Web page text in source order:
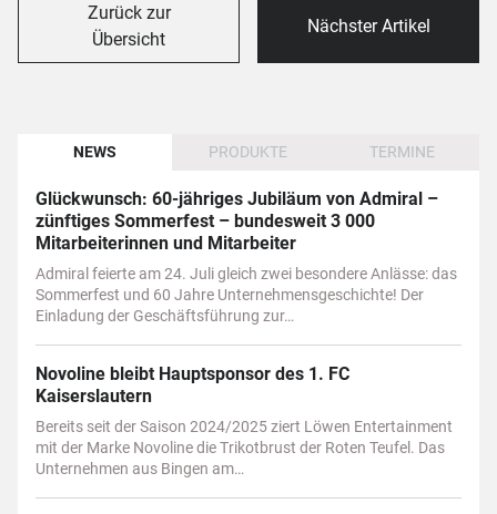
Zurück zur
Übersicht
Nächster Artikel
NEWS PRODUKTE TERMINE
Glückwunsch: 60-jähriges Jubiläum von Admiral –
zünftiges Sommerfest – bundesweit 3 000
Mitarbeiterinnen und Mitarbeiter
Admiral feierte am 24. Juli gleich zwei besondere Anlässe: das
Sommerfest und 60 Jahre Unternehmensgeschichte! Der
Einladung der Geschäftsführung zur…
Novoline bleibt Hauptsponsor des 1. FC
Kaiserslautern
Bereits seit der Saison 2024/2025 ziert Löwen Entertainment
mit der Marke Novoline die Trikotbrust der Roten Teufel. Das
Unternehmen aus Bingen am…